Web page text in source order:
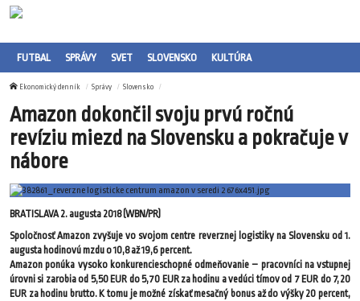
FUTBAL SPRÁVY SVET SLOVENSKO KULTÚRA
Ekonomický denník Správy Slovensko
Amazon dokončil svoju prvú ročnú
revíziu miezd na Slovensku a pokračuje v
nábore
BRATISLAVA 2. augusta 2018 (WBN/PR)
Spoločnosť Amazon zvyšuje vo svojom centre reverznej logistiky na Slovensku od 1.
augusta hodinovú mzdu o 10,8 až 19,6 percent.
Amazon ponúka vysoko konkurencieschopné odmeňovanie – pracovníci na vstupnej
úrovni si zarobia od 5,50 EUR do 5,70 EUR za hodinu a vedúci tímov od 7 EUR do 7,20
EUR za hodinu brutto. K tomu je možné získať mesačný bonus až do výšky 20 percent,